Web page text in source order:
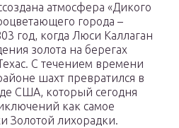
атмосфера «Дикого
города –
год, когда Люси Каллаган
золота на берегах
С течением времени
шахт превратился в
США, который сегодня
как самое
Золотой лихорадки.